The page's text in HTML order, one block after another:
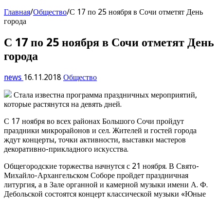
Главная/Общество/С 17 по 25 ноября в Сочи отметят День
города
С 17 по 25 ноября в Сочи отметят День
города
news 16.11.2018 Общество
Стала известна программа праздничных мероприятий,
которые растянутся на девять дней.
С 17 ноября во всех районах Большого Сочи пройдут
праздники микрорайонов и сел. Жителей и гостей города
ждут концерты, точки активности, выставки мастеров
декоративно-прикладного искусства.
Общегородские торжества начнутся с 21 ноября. В Свято-
Михайло-Архангельском Соборе пройдет праздничная
литургия, а в Зале органной и камерной музыки имени А. Ф.
Дебольской состоятся концерт классической музыки «Юные